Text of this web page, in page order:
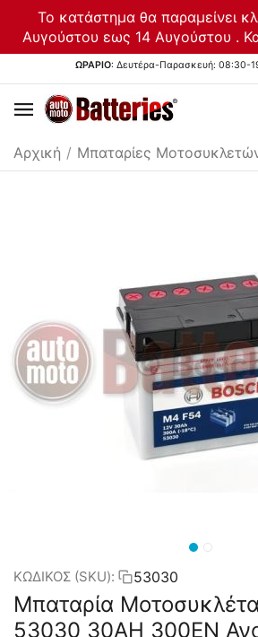
Το κατάστημα θα παραμείνει
Αυγούστου εως 14 Αυγούστου .
ΩΡΑΡΙΟ: Δευτέρα-Παρασκευή: 08:30-
Αρχική / Μπαταρίες
ΚΩΔΙΚΟΣ (SKU): 53030
Μπαταρία
53030 30AH 300EN